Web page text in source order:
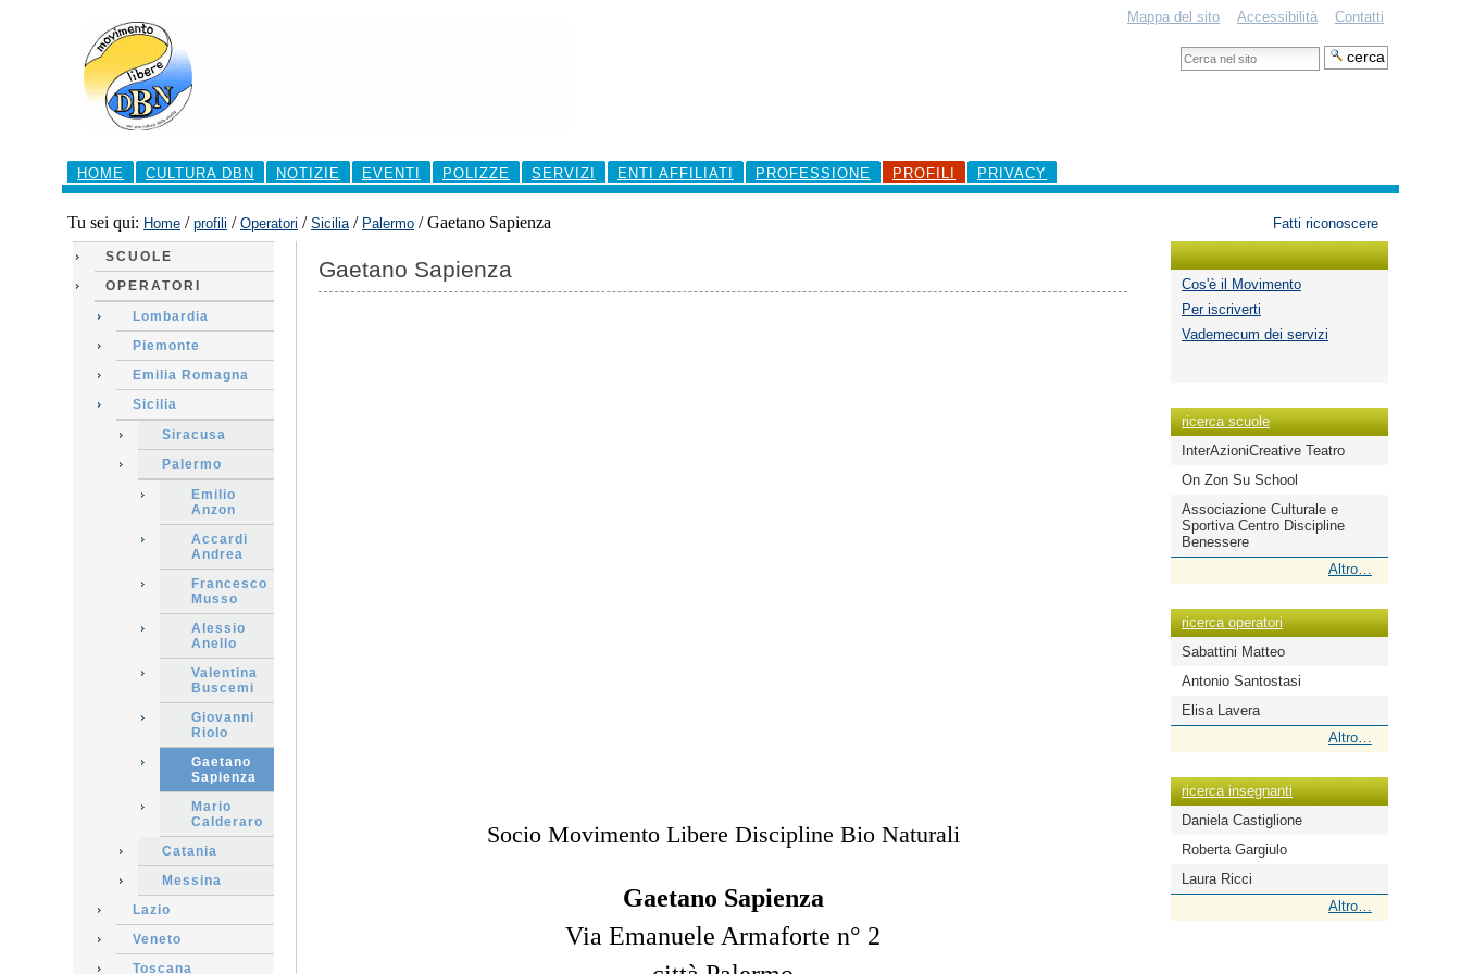
contenuti.
navigazione
Mappa del sito Accessibilità Contatti
Cerca
nel
Sezioni
HOME
CULTURA DBN NOTIZIE EVENTI POLIZZE SERVIZI ENTI AFFILIATI PROFESSIONE PROFILI PRIVACY
Fatti riconoscere
Tu sei qui: Home / profili / Operatori / Sicilia / Palermo /Gaetano Sapienza
SCUOLE
OPERATORI
Lombardia
Piemonte
Emilia Romagna
Sicilia
Siracusa
Palermo
Emilio
Anzon
Accardi
Andrea
Francesco
Musso
Alessio
Anello
Valentina
Buscemi
Giovanni
Riolo
Gaetano
Sapienza
Mario
Calderaro
Catania
Messina
Lazio
Veneto
Toscana
Gaetano Sapienza
Socio Movimento Libere Discipline Bio Naturali
Gaetano Sapienza
Via Emanuele Armaforte n° 2
Cos'è il Movimento
Per iscriverti
Vademecum dei servizi
ricerca scuole
InterAzioniCreative Teatro
On Zon Su School
Associazione Culturale e
Sportiva Centro Discipline
Benessere
scuole
-
Altro…
ricerca operatori
Sabattini Matteo
Antonio Santostasi
Elisa Lavera
operatori
-
Altro…
ricerca insegnanti
Daniela Castiglione
Roberta Gargiulo
Laura Ricci
insegnanti
Altro…